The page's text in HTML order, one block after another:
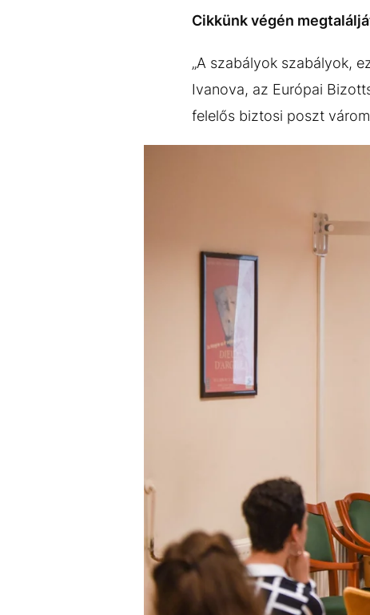
Kvíz Médiaajánlat Impresszum
Cikkünk végén
„A szabályok szabályok,
Ivanova, az Európai
felelős biztosi poszt